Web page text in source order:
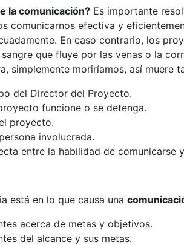
la comunicación?Es importante
comunicarnos efectiva y
En caso contrario, los
que fluye por las venas o la
simplemente moriríamos, así muere
del Director del Proyecto.
funcione o se detenga.
proyecto.
involucrada.
entre la habilidad de comunicarse
está en lo que causa una
acerca de metas y objetivos.
del alcance y sus metas.